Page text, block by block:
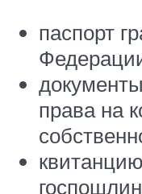
паспорт
права на